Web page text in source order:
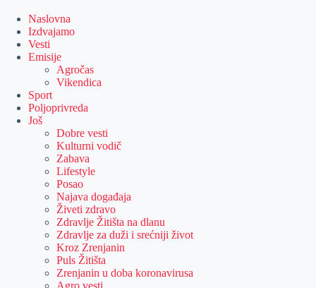
content
Naslovna
Izdvajamo
Vesti
Emisije
Agročas
Vikendica
Sport
Poljoprivreda
Još
Dobre vesti
Kulturni vodič
Zabava
Lifestyle
Posao
Najava događaja
Živeti zdravo
Zdravlje Žitišta na dlanu
Zdravlje za duži i srećniji život
Kroz Zrenjanin
Puls Žitišta
Zrenjanin u doba koronavirusa
Agro vesti